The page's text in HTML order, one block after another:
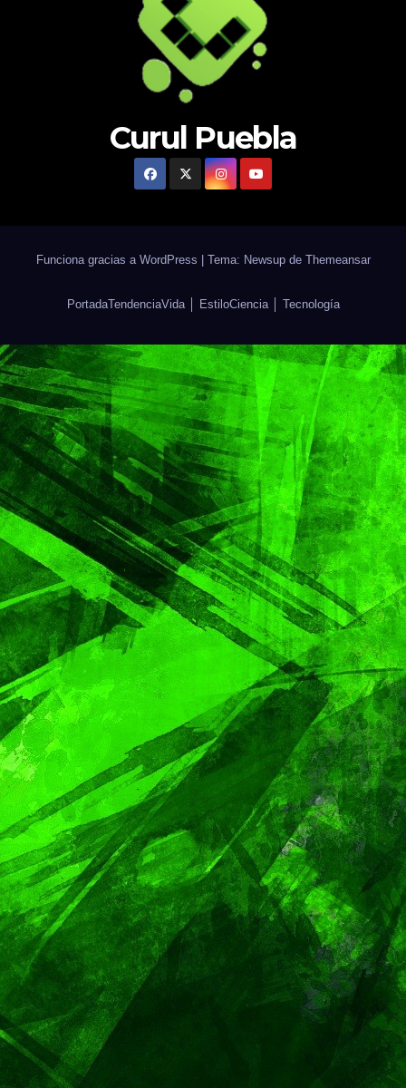
Curul Puebla
Funciona gracias a WordPress Tema: Newsup de Themeansar
PortadaTendenciaVida │ EstiloCiencia │ Tecnología